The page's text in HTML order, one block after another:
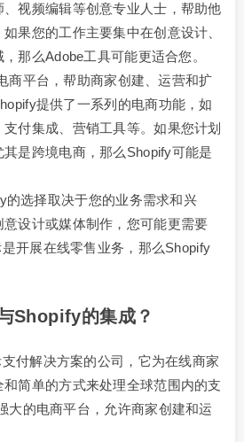
视频编辑等创意专业人士，帮助他
果您的工作主要集中在创意设计、
那么Adobe工具可能更适合您。
商平台，帮助商家创建、运营和扩
提供了一系列的电商功能，如
付集成、营销工具等。如果您计划
是跨境电商，那么Shopify可能是
的选择取决于您的业务需求和兴
设计或媒体制作，您可能更需要
开展在线零售业务，那么Shopify
Shopify的集成？
付解决方案的公司，它为在线商家
简单的方式来处理全球范围内的支
大的电商平台，允许商家创建和运